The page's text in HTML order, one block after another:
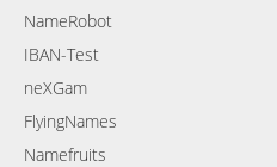
NameRobot
IBAN-Test
neXGam
FlyingNames
Namefruits